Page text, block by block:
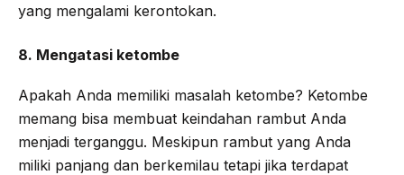
yang mengalami kerontokan.
8. Mengatasi ketombe
Apakah Anda memiliki masalah ketombe? Ketombe
memang bisa membuat keindahan rambut Anda
menjadi terganggu. Meskipun rambut yang Anda
miliki panjang dan berkemilau tetapi jika terdapat